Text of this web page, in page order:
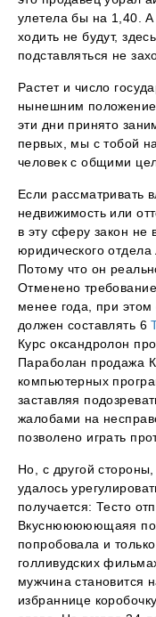
улетела бы на 1,40.
ходить не будут,
подставляться не
Растет и число
нынешним
эти дни принято
первых, мы с тобой
человек с общими
Если рассматривать
недвижимость или
в эту сферу закон не
юридического
Потому что он
Отменено
менее года, при
должен составлять 6
Курс оксандролон
Параболан продажа
компьютерных
заставляя
жалобами на
позволено играть
Но, с другой
удалось
получается: Тесто
Вкуснююююющаяя
попробовала и
голливудских
мужчина становится
избраннице